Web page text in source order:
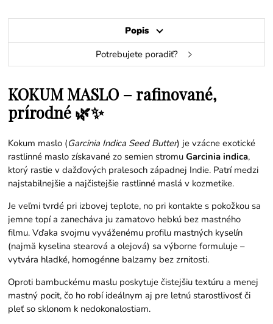
Popis
Potrebujete poradiť?
KOKUM MASLO – rafinované,
prírodné 🌿✨
Kokum maslo (Garcinia Indica Seed Butter) je vzácne exotické
rastlinné maslo získavané zo semien stromuGarcinia indica,
ktorý rastie v dažďových pralesoch západnej Indie. Patrí medzi
najstabilnejšie a najčistejšie rastlinné maslá v kozmetike.
Je veľmi tvrdé pri izbovej teplote, no pri kontakte s pokožkou sa
jemne topí a zanecháva ju zamatovo hebkú bez mastného
filmu. Vďaka svojmu vyváženému profilu mastných kyselín
(najmä kyselina stearová a olejová) sa výborne formuluje –
vytvára hladké, homogénne balzamy bez zrnitosti.
Oproti bambuckému maslu poskytuje čistejšiu textúru a menej
mastný pocit, čo ho robí ideálnym aj pre letnú starostlivosť či
pleť so sklonom k nedokonalostiam.